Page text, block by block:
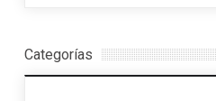
Categorías